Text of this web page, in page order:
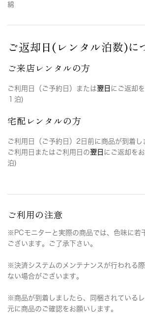
綿
ご返却日(レンタル泊数)に
ご来店レンタルの方
ご利用日（ご予約日）または翌日 にご返却
１泊)
宅配レンタルの方
ご利用日（ご予約日）2日前に商品が到着し
ご利用日またはご利用日の翌日 にご返却を
泊)
ご利用の注意
※PCモニターと実際の商品では、色味に若
ございます。ご了承下さい。
※決済システムのメンテナンスが行われる
ない場合がございます。
※商品が到着しましたら、同梱されている
元に商品のご確認をお願いします。